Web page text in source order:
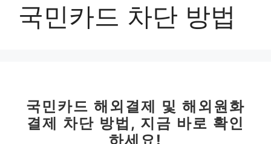
국민카드 차단 방법
국민카드 해외결제 및 해외원화
결제 차단 방법, 지금 바로 확인
하세요!